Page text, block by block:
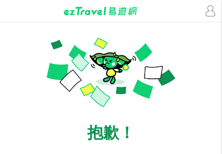
抱歉！